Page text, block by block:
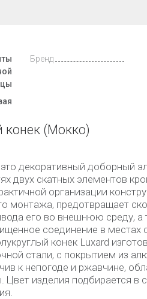
Бренд
конек (Мокко)
декоративный доборный
двух скатных элементов
организации
монтажа, предотвращает
его во внешнюю среду, а
соединение в местах
конек Luxard
стали, с покрытием из
к непогоде и ржавчине,
изделия подбирается в